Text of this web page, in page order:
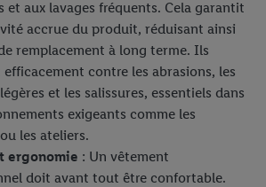
et aux lavages fréquents. Cela garantit
accrue du produit, réduisant ainsi
remplacement à long terme. Ils
contre les abrasions, les
et les salissures, essentiels dans
exigeants comme les
les ateliers.
ergonomie : Un vêtement
doit avant tout être confortable.